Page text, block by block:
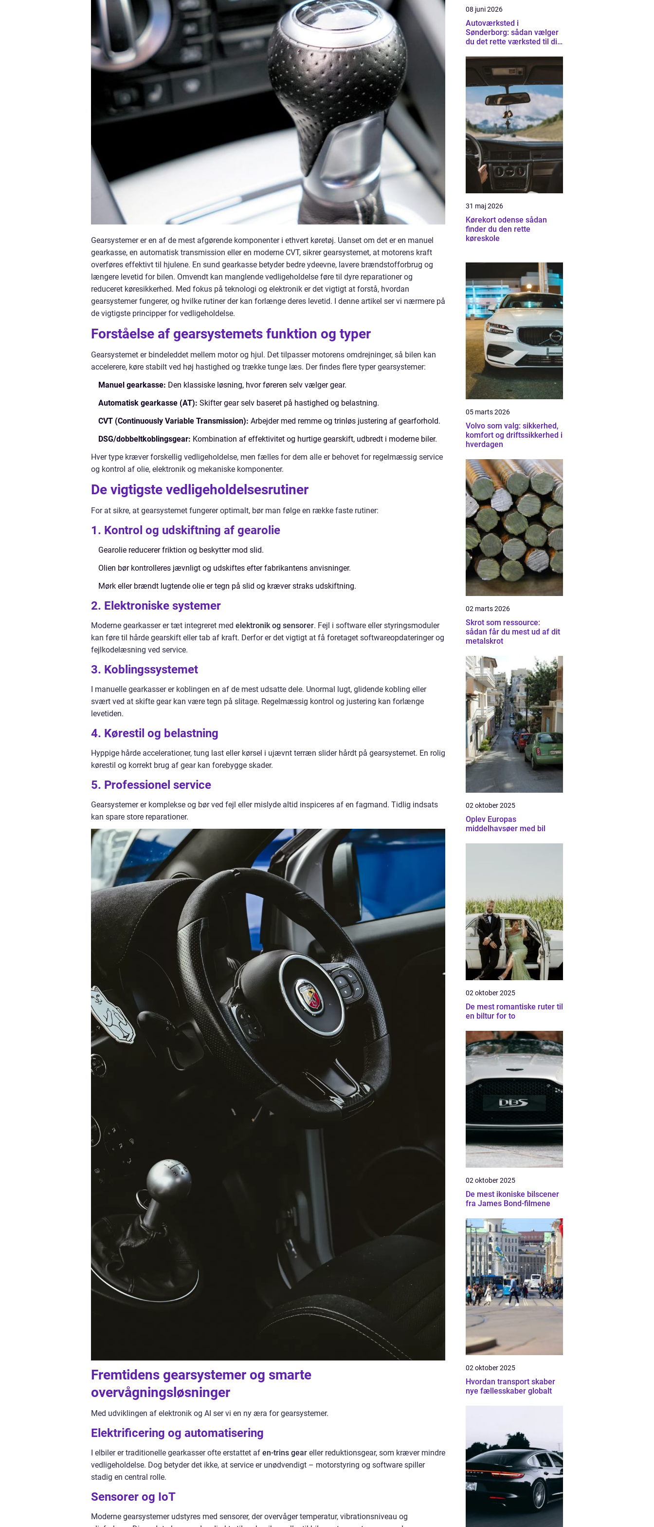
Gearsystemer er en af de mest afgørende komponenter i ethvert køretøj. Uanset om det er en manuel
gearkasse, en automatisk transmission eller en moderne CVT, sikrer gearsystemet, at motorens kraft
overføres effektivt til hjulene. En sund gearkasse betyder bedre ydeevne, lavere brændstofforbrug og
længere levetid for bilen. Omvendt kan manglende vedligeholdelse føre til dyre reparationer og
reduceret køresikkerhed. Med fokus på teknologi og elektronik er det vigtigt at forstå, hvordan
gearsystemer fungerer, og hvilke rutiner der kan forlænge deres levetid. I denne artikel ser vi nærmere på
de vigtigste principper for vedligeholdelse.
Forståelse af gearsystemets funktion og typer
Gearsystemet er bindeleddet mellem motor og hjul. Det tilpasser motorens omdrejninger, så bilen kan
accelerere, køre stabilt ved høj hastighed og trække tunge læs. Der findes flere typer gearsystemer:
Manuel gearkasse: Den klassiske løsning, hvor føreren selv vælger gear.
Automatisk gearkasse (AT): Skifter gear selv baseret på hastighed og belastning.
CVT (Continuously Variable Transmission): Arbejder med remme og trinløs justering af gearforhold.
DSG/dobbeltkoblingsgear: Kombination af effektivitet og hurtige gearskift, udbredt i moderne biler.
Hver type kræver forskellig vedligeholdelse, men fælles for dem alle er behovet for regelmæssig service
og kontrol af olie, elektronik og mekaniske komponenter.
De vigtigste vedligeholdelsesrutiner
For at sikre, at gearsystemet fungerer optimalt, bør man følge en række faste rutiner:
1. Kontrol og udskiftning af gearolie
Gearolie reducerer friktion og beskytter mod slid.
Olien bør kontrolleres jævnligt og udskiftes efter fabrikantens anvisninger.
Mørk eller brændt lugtende olie er tegn på slid og kræver straks udskiftning.
2. Elektroniske systemer
Moderne gearkasser er tæt integreret med elektronik og sensorer. Fejl i software eller styringsmoduler
kan føre til hårde gearskift eller tab af kraft. Derfor er det vigtigt at få foretaget softwareopdateringer og
fejlkodelæsning ved service.
3. Koblingssystemet
I manuelle gearkasser er koblingen en af de mest udsatte dele. Unormal lugt, glidende kobling eller
svært ved at skifte gear kan være tegn på slitage. Regelmæssig kontrol og justering kan forlænge
levetiden.
4. Kørestil og belastning
Hyppige hårde accelerationer, tung last eller kørsel i ujævnt terræn slider hårdt på gearsystemet. En rolig
kørestil og korrekt brug af gear kan forebygge skader.
5. Professionel service
Gearsystemer er komplekse og bør ved fejl eller mislyde altid inspiceres af en fagmand. Tidlig indsats
kan spare store reparationer.
Fremtidens gearsystemer og smarte
overvågningsløsninger
Med udviklingen af elektronik og AI ser vi en ny æra for gearsystemer.
Elektrificering og automatisering
I elbiler er traditionelle gearkasser ofte erstattet af en-trins gear eller reduktionsgear, som kræver mindre
vedligeholdelse. Dog betyder det ikke, at service er unødvendigt – motorstyring og software spiller
stadig en central rolle.
Sensorer og IoT
Moderne gearsystemer udstyres med sensorer, der overvåger temperatur, vibrationsniveau og
08 juni 2026
Autoværksted i
Sønderborg: sådan vælger
du det rette værksted til din
31 maj 2026
Kørekort odense sådan
finder du den rette
køreskole
05 marts 2026
Volvo som valg: sikkerhed,
komfort og driftssikkerhed i
hverdagen
02 marts 2026
Skrot som ressource:
sådan får du mest ud af dit
metalskrot
02 oktober 2025
Oplev Europas
middelhavsøer med bil
02 oktober 2025
De mest romantiske ruter til
en biltur for to
02 oktober 2025
De mest ikoniske bilscener
fra James Bond-filmene
02 oktober 2025
Hvordan transport skaber
nye fællesskaber globalt